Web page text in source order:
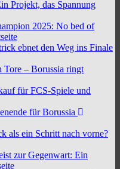
Projekt, das Spannung
2025: No bed of
ebnet den Weg ins Finale
Tore – Borussia ringt
für FCS-Spiele und
für Borussia
als ein Schritt nach vorne?
zur Gegenwart: Ein